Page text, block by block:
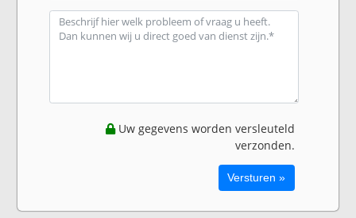
Uw gegevens worden versleuteld
verzonden.